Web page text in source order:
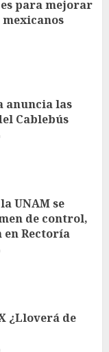
para mejorar
anuncia las
Cablebús
UNAM se
de control,
en Rectoría
¿Lloverá de